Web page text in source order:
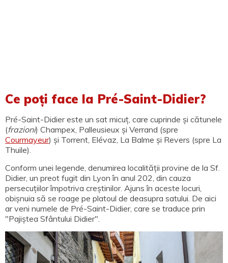
Ce poți face la Pré-Saint-Didier?
Pré-Saint-Didier este un sat micuț, care cuprinde și cătunele
(frazioni) Champex, Palleusieux și Verrand (spre
Courmayeur) și Torrent, Elévaz, La Balme și Revers (spre La
Thuile).
Conform unei legende, denumirea localității provine de la Sf.
Didier, un preot fugit din Lyon în anul 202, din cauza
persecuțiilor împotriva creștinilor. Ajuns în aceste locuri,
obișnuia să se roage pe platoul de deasupra satului. De aici
ar veni numele de Pré-Saint-Didier, care se traduce prin
"Pajiștea Sfântului Didier".